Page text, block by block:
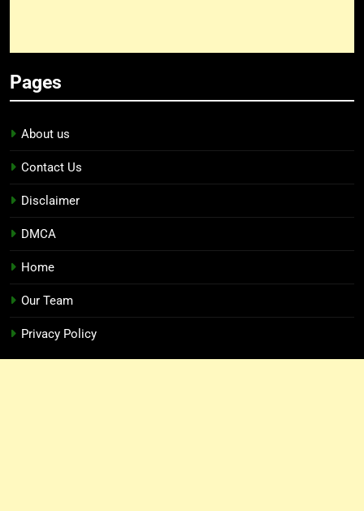
Pages
About us
Contact Us
Disclaimer
DMCA
Home
Our Team
Privacy Policy